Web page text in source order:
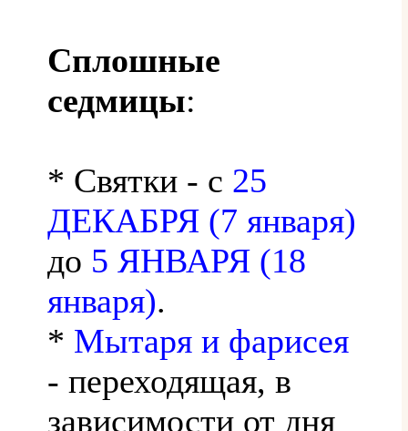
Сплошные
седмицы:
* Святки - с 25
ДЕКАБРЯ (7 января)
до 5 ЯНВАРЯ (18
января).
* Мытаря и фарисея
- переходящая, в
зависимости от дня